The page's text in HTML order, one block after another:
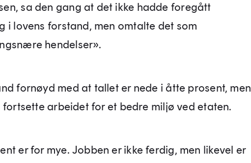
sa den gang at det ikke hadde foregått
i lovens forstand, men omtalte det som
hendelser».
fornøyd med at tallet er nede i åtte prosent, men
arbeidet for et bedre miljø ved etaten.
er for mye. Jobben er ikke ferdig, men likevel er